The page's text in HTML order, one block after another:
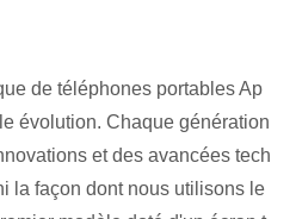
de téléphones portables Ap
évolution. Chaque génération
et des avancées tech
la façon dont nous utilisons le